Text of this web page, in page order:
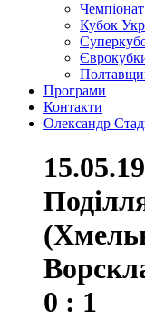
Кубок
Програми
Контакти
Олександр
0 : 1